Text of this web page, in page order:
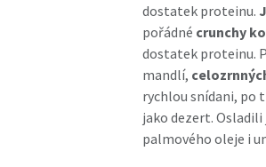
dostatek proteinu.
pořádné crunchy
dostatek proteinu.
mandlí,
rychlou snídani, po
jako dezert.
palmového oleje i